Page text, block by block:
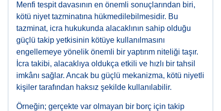
Menfi tespit davasının en önemli sonuçlarından biri,
kötü niyet tazminatına hükmedilebilmesidir. Bu
tazminat, icra hukukunda alacaklının sahip olduğu
güçlü takip yetkisinin kötüye kullanılmasını
engellemeye yönelik önemli bir yaptırım niteliği taşır.
İcra takibi, alacaklıya oldukça etkili ve hızlı bir tahsil
imkânı sağlar. Ancak bu güçlü mekanizma, kötü niyetli
kişiler tarafından haksız şekilde kullanılabilir.
Örneğin; gerçekte var olmayan bir borç için takip